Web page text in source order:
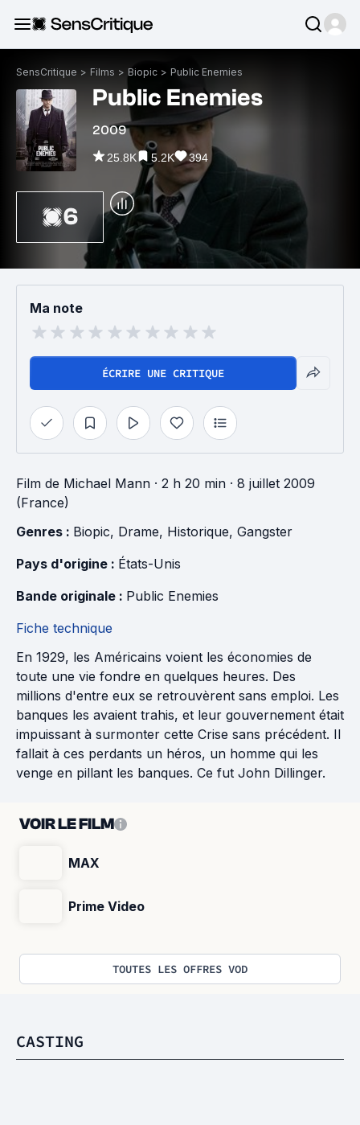
SensCritique > Films > Biopic > Public Enemies
Public Enemies
2009
25.8K 5.2K 394
6
Ma note
ÉCRIRE UNE CRITIQUE
Film de Michael Mann · 2 h 20 min · 8 juillet 2009
(France)
Genres : Biopic, Drame, Historique, Gangster
Pays d'origine : États-Unis
Bande originale : Public Enemies
Fiche technique
En 1929, les Américains voient les économies de
toute une vie fondre en quelques heures. Des
millions d'entre eux se retrouvèrent sans emploi. Les
banques les avaient trahis, et leur gouvernement était
impuissant à surmonter cette Crise sans précédent. Il
fallait à ces perdants un héros, un homme qui les
venge en pillant les banques. Ce fut John Dillinger.
VOIR LE FILM
MAX
Prime Video
TOUTES LES OFFRES VOD
CASTING